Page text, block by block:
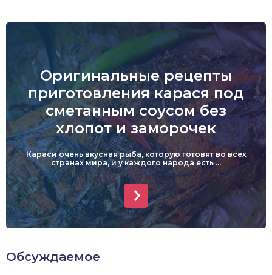
Оригинальные рецепты
приготовления карася под
сметанным соусом без
хлопот и заморочек
Караси очень вкусная рыба, которую готовят во всех
странах мира, и у каждого народа есть ...
Обсуждаемое